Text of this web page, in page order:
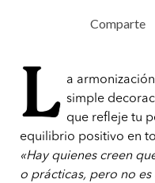
L a
simple
que refleje tu
equilibrio positivo en
«Hay quienes creen
o prácticas, pero no es